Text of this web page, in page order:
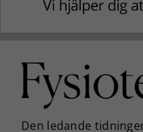
innehållet